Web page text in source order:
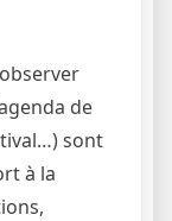
de
sont
à la